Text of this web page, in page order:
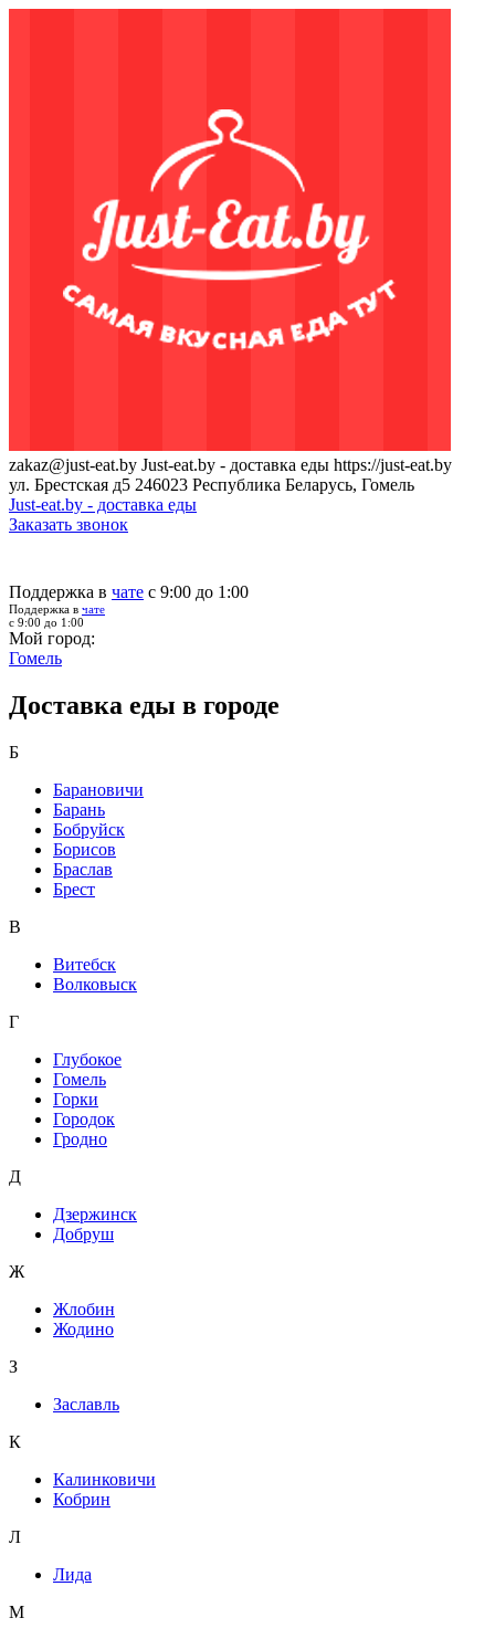
zakaz@just-eat.by Just-eat.by - доставка еды https://just-eat.by
ул. Брестская д5 246023 Республика Беларусь, Гомель
Just-eat.by - доставка еды
Заказать звонок
Поддержка в чате с 9:00 до 1:00
Поддержка в чате
с 9:00 до 1:00
Мой город:
Гомель
Доставка еды в городе
Б
Барановичи
Барань
Бобруйск
Борисов
Браслав
Брест
В
Витебск
Волковыск
Г
Глубокое
Гомель
Горки
Городок
Гродно
Д
Дзержинск
Добруш
Ж
Жлобин
Жодино
З
Заславль
К
Калинковичи
Кобрин
Л
Лида
М